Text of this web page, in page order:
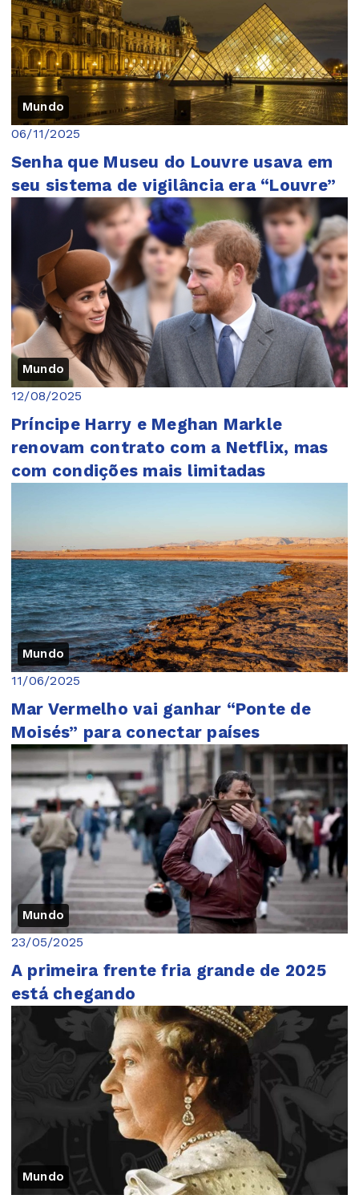
Mundo
06/11/2025
Senha que Museu do Louvre usava em
seu sistema de vigilância era “Louvre”
Mundo
12/08/2025
Príncipe Harry e Meghan Markle
renovam contrato com a Netflix, mas
com condições mais limitadas
Mundo
11/06/2025
Mar Vermelho vai ganhar “Ponte de
Moisés” para conectar países
Mundo
23/05/2025
A primeira frente fria grande de 2025
está chegando
Mundo